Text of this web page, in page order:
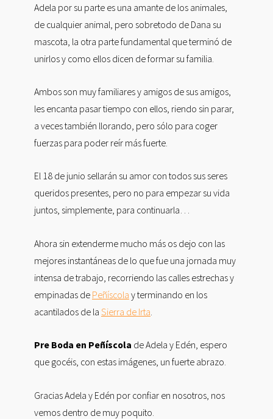
Adela por su parte es una amante de los animales,
de cualquier animal, pero sobretodo de Dana su
mascota, la otra parte fundamental que terminó de
unirlos y como ellos dicen de formar su familia.
Ambos son muy familiares y amigos de sus amigos,
les encanta pasar tiempo con ellos, riendo sin parar,
a veces también llorando, pero sólo para coger
fuerzas para poder reír más fuerte.
El 18 de junio sellarán su amor con todos sus seres
queridos presentes, pero no para empezar su vida
juntos, simplemente, para continuarla…
Ahora sin extenderme mucho más os dejo con las
mejores instantáneas de lo que fue una jornada muy
intensa de trabajo, recorriendo las calles estrechas y
empinadas de Peñíscola y terminando en los
acantilados de la Sierra de Irta
Pre Boda en Peñíscola de Adela y Edén, espero
que gocéis, con estas imágenes, un fuerte abrazo.
Gracias Adela y Edén por confiar en nosotros, nos
vemos dentro de muy poquito.